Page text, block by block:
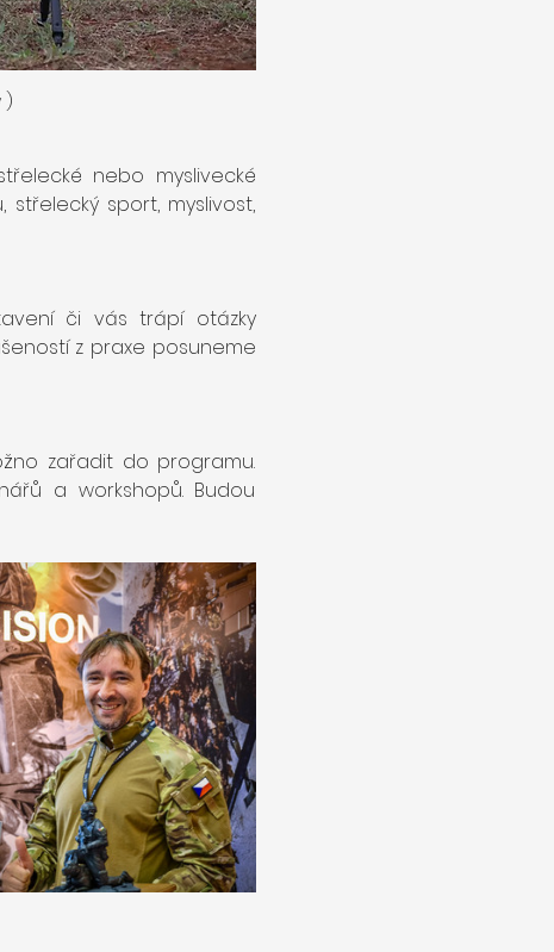
)
nebo myslivecké
sport, myslivost,
či vás trápí otázky
z praxe posuneme
zařadit do programu.
a workshopů. Budou